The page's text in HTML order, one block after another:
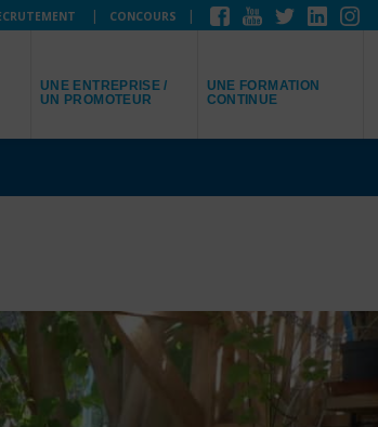
CONCOURS
UNE ENTREPRISE /
UN PROMOTEUR
UNE FORMATION
CONTINUE